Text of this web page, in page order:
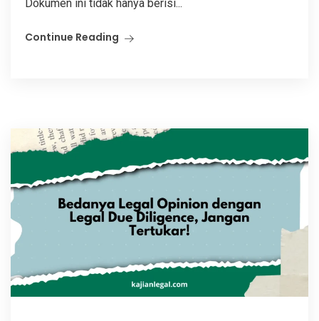
Dokumen ini tidak hanya berisi...
Continue Reading